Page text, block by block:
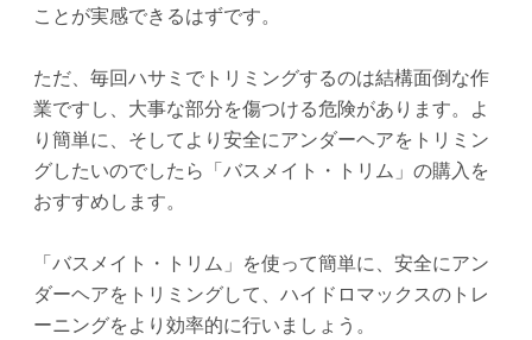
ことが実感できるはずです。
ただ、毎回ハサミでトリミングするのは結構面倒な作
業ですし、大事な部分を傷つける危険があります。よ
り簡単に、そしてより安全にアンダーヘアをトリミン
グしたいのでしたら「バスメイト・トリム」の購入を
おすすめします。
「バスメイト・トリム」を使って簡単に、安全にアン
ダーヘアをトリミングして、ハイドロマックスのトレ
ーニングをより効率的に行いましょう。